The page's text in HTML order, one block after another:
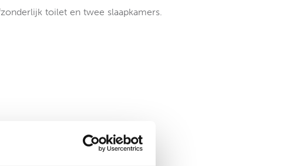
toilet en twee slaapkamers.